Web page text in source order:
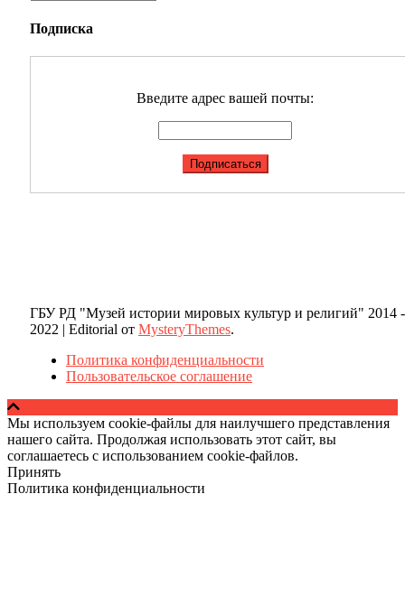
Подписка
Введите адрес вашей почты:
ГБУ РД "Музей истории мировых культур и религий" 2014 -
2022 | Editorial от MysteryThemes.
Политика конфиденциальности
Пользовательское соглашение
Мы используем cookie-файлы для наилучшего представления
нашего сайта. Продолжая использовать этот сайт, вы
соглашаетесь с использованием cookie-файлов.
Принять
Политика конфиденциальности